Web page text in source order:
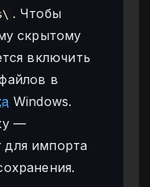
. Чтобы
скрытому
включить
в
Windows.
—
импорта